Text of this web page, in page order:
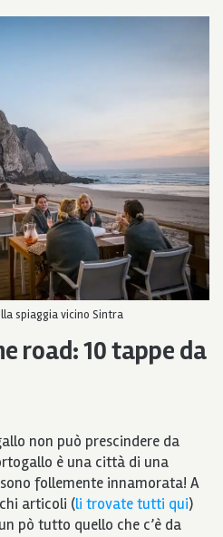
spiaggia vicino Sintra
road: 10 tappe da
non può prescindere da
è una città di una
follemente innamorata! A
articoli (li trovate tutti qui)
pò tutto quello che c’è da